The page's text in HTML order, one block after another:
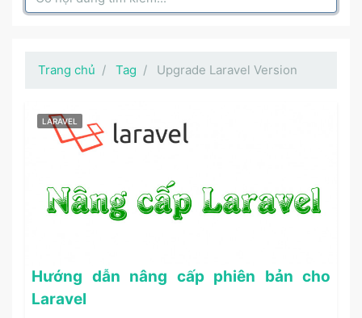
Trang chủ Tag Upgrade Laravel Version
LARAVEL
Hướng dẫn nâng cấp phiên bản cho
Laravel